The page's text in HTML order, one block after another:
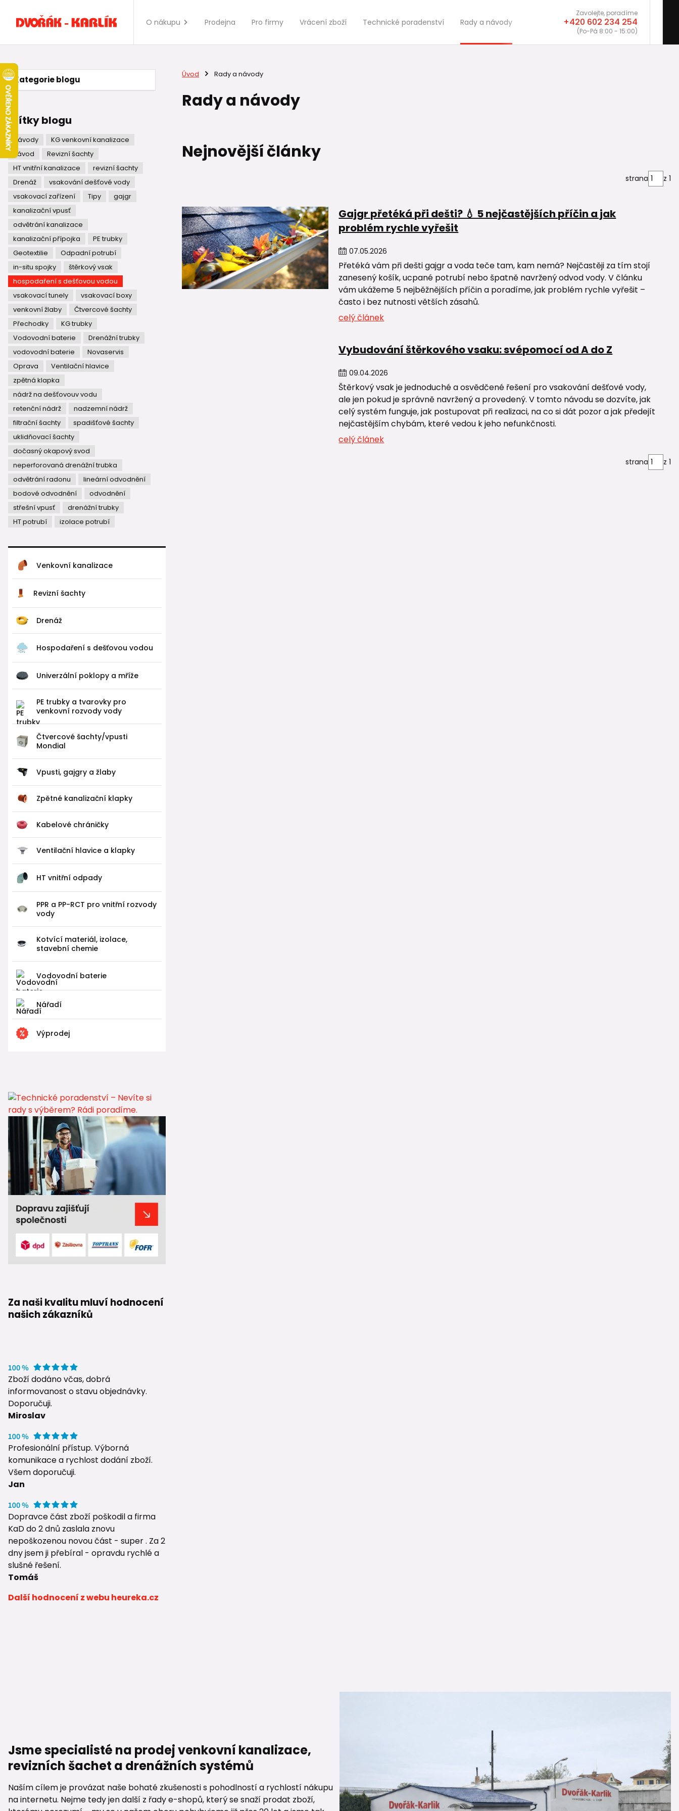
O nákupu Prodejna Pro firmy Vrácení zboží Technické poradenství Rady a návody
Zavolejte, poradíme
+420 602 234 254
(Po-Pá 8:00 - 15:00)
Kategorie blogu
Štítky blogu
Návody
KG venkovní kanalizace
návod
Revizní šachty
HT vnitřní kanalizace
revizní šachty
Drenáž
vsakování dešťové vody
vsakovací zařízení
Tipy
gajgr
kanalizační vpusť
odvětrání kanalizace
kanalizační přípojka
PE trubky
Geotextilie
Odpadní potrubí
in-situ spojky
štěrkový vsak
hospodaření s dešťovou vodou
vsakovací tunely
vsakovací boxy
venkovní žlaby
Čtvercové šachty
Přechodky
KG trubky
Vodovodní baterie
Drenážní trubky
vodovodní baterie
Novaservis
Oprava
Ventilační hlavice
zpětná klapka
nádrž na dešťovouv vodu
retenční nádrž
nadzemní nádrž
filtrační šachty
spadišťové šachty
uklidňovací šachty
dočasný okapový svod
neperforovaná drenážní trubka
odvětrání radonu
lineární odvodnění
bodové odvodnění
odvodnění
střešní vpusť
drenážní trubky
HT potrubí
izolace potrubí
Venkovní kanalizace
Revizní šachty
Drenáž
Hospodaření s dešťovou vodou
Univerzální poklopy a mříže
PE trubky a tvarovky pro
venkovní rozvody vody
Čtvercové šachty/vpusti
Mondial
Vpusti, gajgry a žlaby
Zpětné kanalizační klapky
Kabelové chráničky
Ventilační hlavice a klapky
HT vnitřní odpady
PPR a PP-RCT pro vnitřní rozvody
vody
Kotvící materiál, izolace,
stavební chemie
Vodovodní baterie
Nářadí
Výprodej
Za naši kvalitu mluví hodnocení
našich zákazníků
Zboží dodáno včas, dobrá
informovanost o stavu objednávky.
Doporučuji.
Miroslav
Profesionální přístup. Výborná
komunikace a rychlost dodání zboží.
Všem doporučuji.
Jan
Dopravce část zboží poškodil a firma
KaD do 2 dnů zaslala znovu
nepoškozenou novou část - super . Za 2
dny jsem ji přebíral - opravdu rychlé a
slušné řešení.
Tomáš
Další hodnocení z webu heureka.cz
Úvod Rady a návody
Rady a návody
Nejnovější články
strana z 1
Gajgr přetéká při dešti? 💧 5 nejčastějších příčin a jak
problém rychle vyřešit
07.05.2026
Přetéká vám při dešti gajgr a voda teče tam, kam nemá? Nejčastěji za tím stojí
zanesený košík, ucpané potrubí nebo špatně navržený odvod vody. V článku
vám ukážeme 5 nejběžnějších příčin a poradíme, jak problém rychle vyřešit –
často i bez nutnosti větších zásahů.
celý článek
Vybudování štěrkového vsaku: svépomocí od A do Z
09.04.2026
Štěrkový vsak je jednoduché a osvědčené řešení pro vsakování dešťové vody,
ale jen pokud je správně navržený a provedený. V tomto návodu se dozvíte, jak
celý systém funguje, jak postupovat při realizaci, na co si dát pozor a jak předejít
nejčastějším chybám, které vedou k jeho nefunkčnosti.
celý článek
strana z 1
Jsme specialisté na prodej venkovní kanalizace,
revizních šachet a drenážních systémů
Naším cílem je provázat naše bohaté zkušenosti s pohodlností a rychlostí nákupu
na internetu. Nejme tedy jen další z řady e-shopů, který se snaží prodat zboží,